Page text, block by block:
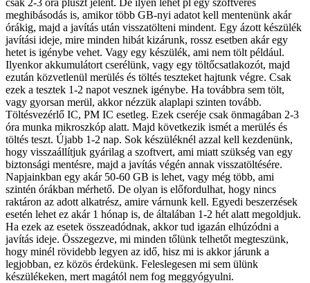
meghibásodás is, amikor több GB-nyi adatot kell mentenünk akár
órákig, majd a javítás után visszatölteni mindent. Egy ázott készülék
javítási ideje, mire minden hibát kizárunk, rossz esetben akár egy
hetet is igénybe vehet. Vagy egy készülék, ami nem tölt például.
Ilyenkor akkumulátort cserélünk, vagy egy töltőcsatlakozót, majd
ezután közvetlenül merülés és töltés teszteket hajtunk végre. Csak
ezek a tesztek 1-2 napot vesznek igénybe. Ha továbbra sem tölt,
vagy gyorsan merül, akkor nézzük alaplapi szinten tovább.
Töltésvezérlő IC, PM IC esetleg. Ezek cseréje csak önmagában 2-3
óra munka mikroszkóp alatt. Majd következik ismét a merülés és
töltés teszt. Újabb 1-2 nap. Sok készüléknél azzal kell kezdenünk,
hogy visszaállítjuk gyárilag a szoftvert, ami miatt szükség van egy
biztonsági mentésre, majd a javítás végén annak visszatöltésére.
Napjainkban egy akár 50-60 GB is lehet, vagy még több, ami
szintén órákban mérhető. De olyan is előfordulhat, hogy nincs
raktáron az adott alkatrész, amire várnunk kell. Egyedi beszerzések
esetén lehet ez akár 1 hónap is, de általában 1-2 hét alatt megoldjuk.
Ha ezek az esetek összeadódnak, akkor tud igazán elhúzódni a
javítás ideje. Összegezve, mi minden tőlünk telhetőt megteszünk,
hogy minél rövidebb legyen az idő, hisz mi is akkor járunk a
legjobban, ez közös érdekünk. Feleslegesen mi sem ülünk
készülékeken, mert magától nem fog meggyógyulni.